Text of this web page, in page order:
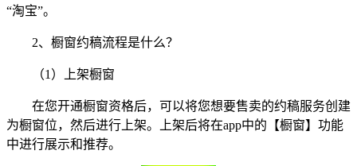
“淘宝”。
2、橱窗约稿流程是什么？
（1）上架橱窗
在您开通橱窗资格后，可以将您想要售卖的约稿服务创建
为橱窗位，然后进行上架。上架后将在app中的【橱窗】功能
中进行展示和推荐。